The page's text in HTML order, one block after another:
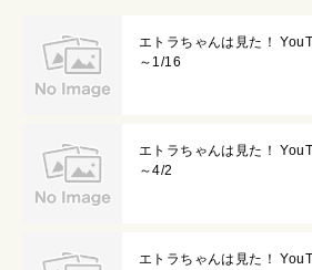
エトラちゃんは見た！
～1/16
エトラちゃんは見た！
～4/2
エトラちゃんは見た！